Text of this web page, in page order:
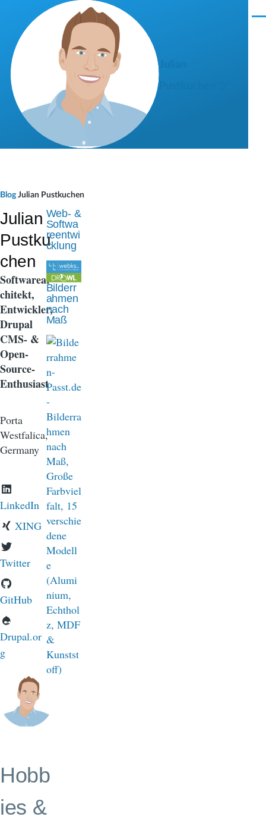
Direkt zum Inhalt
M
a
d
n
a
v
i
g
a
i
o
BlogJulian Pustkuchen
Julian
Pustku
chen
Softwarear
chitekt,
Entwickler,
Drupal
CMS- &
Open-
Source-
Enthusiast
Porta
Westfalica,
Germany
LinkedIn
XING
Twitter
GitHub
Drupal.or
g
Hobb
ies &
Web- &
Softwa
reentwi
cklung
Bilderr
ahmen
nach
Maß